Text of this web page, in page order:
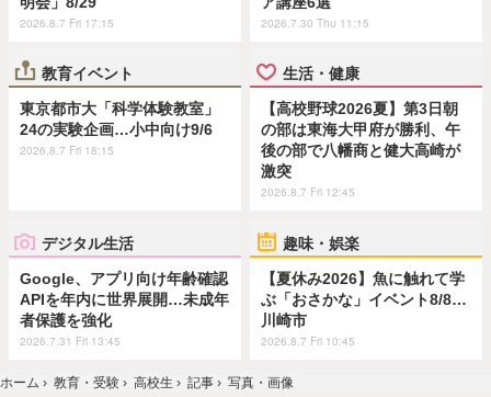
2026.8.7 Fri 17:15 2026.7.30 Thu 11:15
教育イベント
東京都市大「科学体験教室」
24の実験企画…小中向け9/6
2026.8.7 Fri 18:15
生活・健康
【高校野球2026夏】第3日朝
の部は東海大甲府が勝利、午
後の部で八幡商と健大高崎が
激突
2026.8.7 Fri 12:45
デジタル生活
Google、アプリ向け年齢確認
APIを年内に世界展開…未成年
者保護を強化
2026.7.31 Fri 13:45
趣味・娯楽
【夏休み2026】魚に触れて学
ぶ「おさかな」イベント8/8…
川崎市
2026.8.7 Fri 10:45
ホーム › 教育・受験 › 高校生 › 記事 › 写真・画像